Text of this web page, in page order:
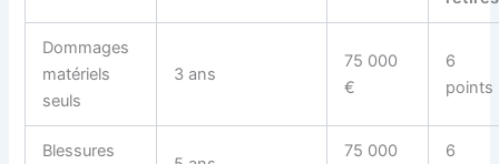
Dommages
matériels
seuls
3 ans
75 000
€
6
points
Blessures
75 000
6